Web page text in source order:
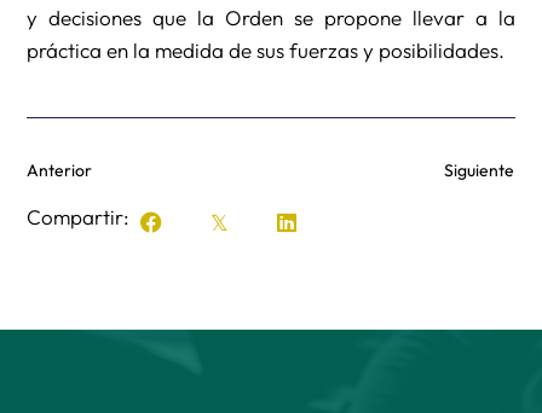
y decisiones que la Orden se propone llevar a la
práctica en la medida de sus fuerzas y posibilidades.
Anterior Siguiente
Compartir: